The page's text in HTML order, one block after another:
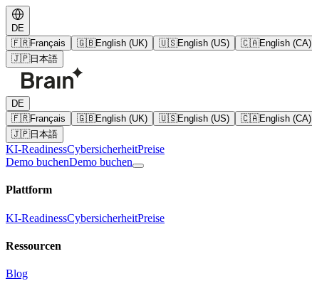
DE
🇫🇷Français 🇬🇧English (UK) 🇺🇸English (US) 🇨🇦English (CA)
🇯🇵日本語
DE
🇫🇷Français 🇬🇧English (UK) 🇺🇸English (US) 🇨🇦English (CA)
🇯🇵日本語
KI-ReadinessCybersicherheitPreise
Demo buchenDemo buchen
Plattform
KI-ReadinessCybersicherheitPreise
Ressourcen
Blog